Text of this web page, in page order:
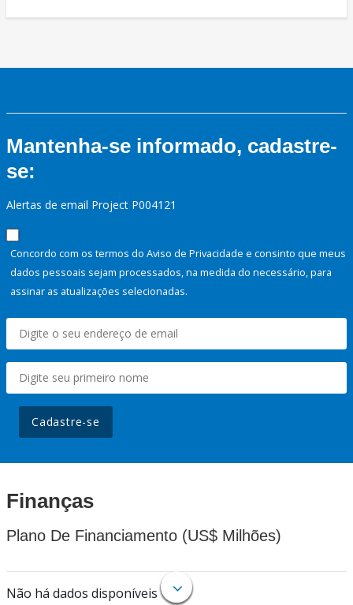
Mantenha-se informado, cadastre-
se:
Alertas de email Project P004121
Concordo com os termos do Aviso de Privacidade e consinto que meus
dados pessoais sejam processados, na medida do necessário, para
assinar as atualizações selecionadas.
Cadastre-se
Finanças
Plano De Financiamento (US$ Milhões)
Não há dados disponíveis